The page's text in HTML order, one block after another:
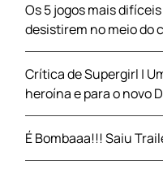
Os 5 jogos mais
desistirem no meio do
Crítica de Supergirl |
heroína e para o novo
É Bombaaa!!! Saiu